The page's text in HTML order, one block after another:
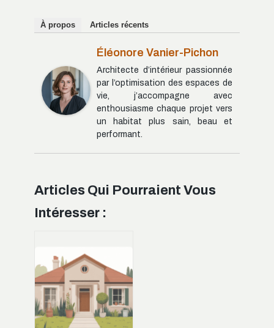
À propos Articles récents
Éléonore Vanier-Pichon
Architecte d’intérieur passionnée
par l’optimisation des espaces de
vie, j’accompagne avec
enthousiasme chaque projet vers
un habitat plus sain, beau et
performant.
Articles Qui Pourraient Vous
Intéresser :